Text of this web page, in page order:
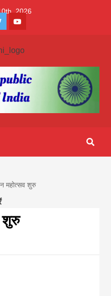
2026
Youtube
of
brings
BANK LOAN NEWS
महोत्सव शुरु
शुरु